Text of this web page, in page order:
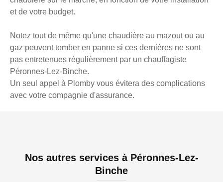
et de votre budget.
Notez tout de même qu'une chaudière au mazout ou au
gaz peuvent tomber en panne si ces dernières ne sont
pas entretenues régulièrement par un chauffagiste
Péronnes-Lez-Binche.
Un seul appel à Plomby vous évitera des complications
avec votre compagnie d'assurance.
Nos autres services à Péronnes-Lez-
Binche